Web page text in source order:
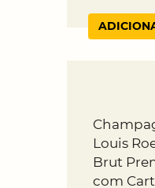
Louis
Brut
com